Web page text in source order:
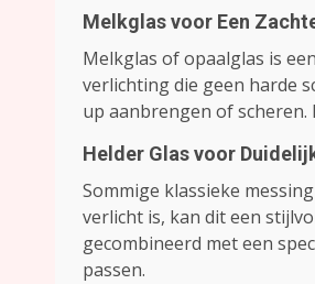
Melkglas voor Een
Melkglas of opaalglas is
verlichting die geen harde
up aanbrengen of
Helder Glas voor
Sommige klassieke
verlicht is, kan dit een
gecombineerd met een
passen.